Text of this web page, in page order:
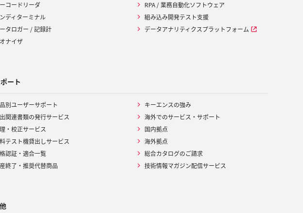
コードリーダ
ディターミナル
タロガー / 記録計
ナイザ
RPA / 業務自動化ソフトウェア
組み込み開発テスト支援
データアナリティクスプラットフォーム
ート
別ユーザーサポート
関連書類の発行サービス
・校正サービス
テスト機貸出しサービス
認証・適合一覧
終了・推奨代替商品
キーエンスの強み
海外でのサービス・サポート
国内拠点
海外拠点
総合カタログのご請求
技術情報マガジン配信サービス